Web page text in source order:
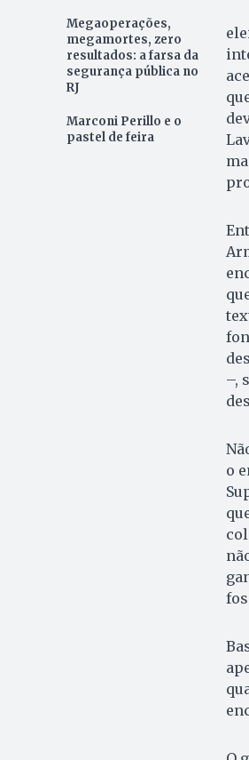
Megaoperações,
megamortes, zero
resultados: a farsa da
segurança pública no
RJ
Marconi Perillo e o
pastel de feira
–,
o